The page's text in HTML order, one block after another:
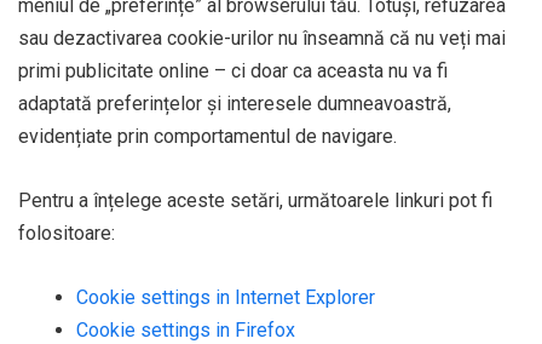
meniul de „preferințe” al browserului tău. Totuși, refuzarea
sau dezactivarea cookie-urilor nu înseamnă că nu veți mai
primi publicitate online – ci doar ca aceasta nu va fi
adaptată preferințelor și interesele dumneavoastră,
evidențiate prin comportamentul de navigare.
Pentru a înțelege aceste setări, următoarele linkuri pot fi
folositoare:
Cookie settings in Internet Explorer
Cookie settings in Firefox